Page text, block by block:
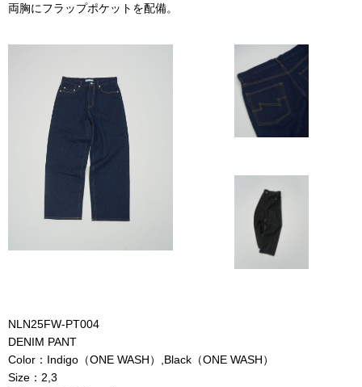
両胸にフラップポケットを配備。
NLN25FW-PT004
DENIM PANT
Color：Indigo（ONE WASH）,Black（ONE WASH）
Size：2,3